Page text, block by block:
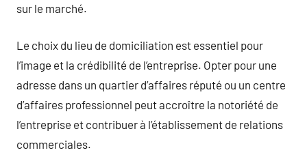
sur le marché.
Le choix du lieu de domiciliation est essentiel pour
l’image et la crédibilité de l’entreprise. Opter pour une
adresse dans un quartier d’affaires réputé ou un centre
d’affaires professionnel peut accroître la notoriété de
l’entreprise et contribuer à l’établissement de relations
commerciales.